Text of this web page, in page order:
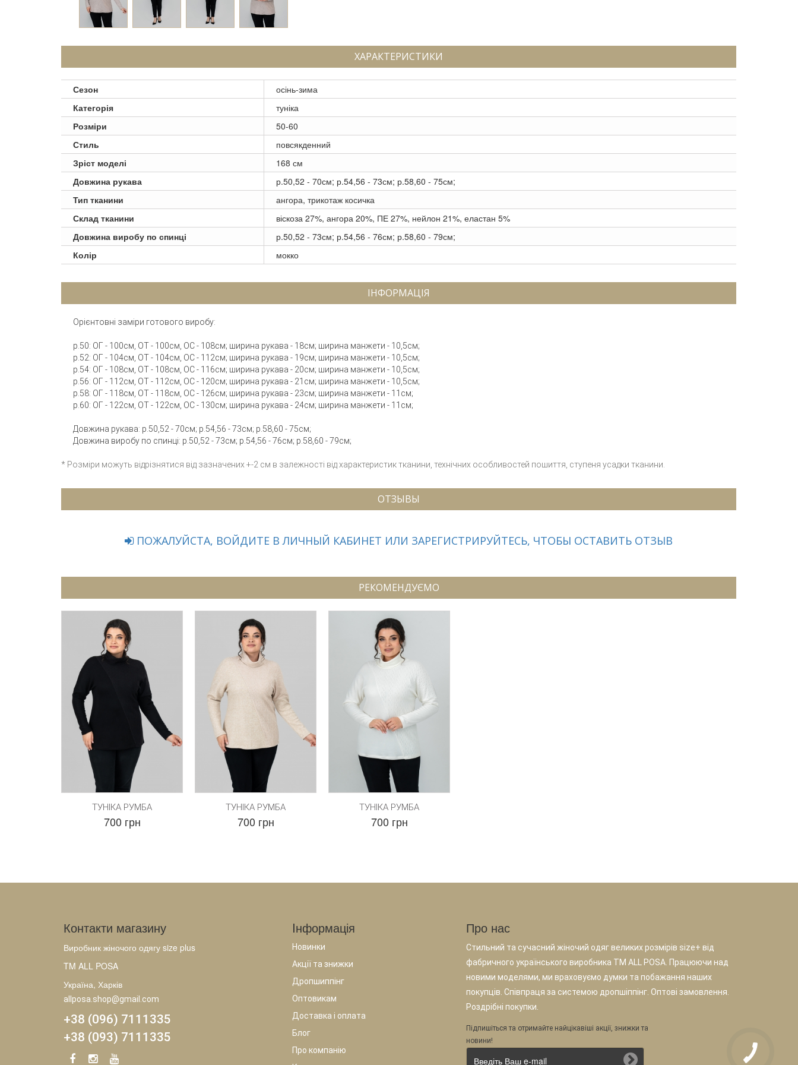
ХАРАКТЕРИСТИКИ
Сезон
осінь-зима
Категорія
туніка
Розміри
50-60
Стиль
повсякденний
Зріст моделі
168 см
Довжина рукава
р.50,52 - 70см; р.54,56 - 73см; р.58,60 - 75см;
Тип тканини
ангора, трикотаж косичка
Склад тканини
віскоза 27%, ангора 20%, ПЕ 27%, нейлон 21%, еластан 5%
Довжина виробу по спинці
р.50,52 - 73см; р.54,56 - 76см; р.58,60 - 79см;
Колір
мокко
ІНФОРМАЦІЯ
Орієнтовні заміри готового виробу:
р.50: ОГ - 100см, ОТ - 100см, ОС - 108см; ширина рукава - 18см; ширина манжети - 10,5см;
р.52: ОГ - 104см, ОТ - 104см, ОС - 112см; ширина рукава - 19см; ширина манжети - 10,5см;
р.54: ОГ - 108см, ОТ - 108см, ОС - 116см; ширина рукава - 20см; ширина манжети - 10,5см;
р.56: ОГ - 112см, ОТ - 112см, ОС - 120см; ширина рукава - 21см; ширина манжети - 10,5см;
р.58: ОГ - 118см, ОТ - 118см, ОС - 126см; ширина рукава - 23см; ширина манжети - 11см;
р.60: ОГ - 122см, ОТ - 122см, ОС - 130см; ширина рукава - 24см; ширина манжети - 11см;
Довжина рукава: р.50,52 - 70см; р.54,56 - 73см; р.58,60 - 75см;
Довжина виробу по спинці: р.50,52 - 73см; р.54,56 - 76см; р.58,60 - 79см;
* Розміри можуть відрізнятися від зазначених +-2 см в залежності від характеристик тканини, технічних особливостей пошиття, ступеня усадки тканини.
ОТЗЫВЫ
ПОЖАЛУЙСТА, ВОЙДИТЕ В ЛИЧНЫЙ КАБИНЕТ ИЛИ ЗАРЕГИСТРИРУЙТЕСЬ, ЧТОБЫ ОСТАВИТЬ ОТЗЫВ
РЕКОМЕНДУЄМО
ТУНІКА РУМБА
700 грн
ТУНІКА РУМБА
700 грн
ТУНІКА РУМБА
700 грн
Контакти магазину
Виробник жіночого одягу size plus
TM ALL POSA
Україна, Харків
allposa.shop@gmail.com
+38 (096) 7111335
+38 (093) 7111335
Iнформація
Новинки
Акції та знижки
Дропшиппінг
Оптовикам
Доставка і оплата
Блог
Про компанію
Про нас
Стильний та сучасний жіночий одяг великих розмірів size+ від
фабричного українського виробника TM ALL POSA. Працюючи над
новими моделями, ми враховуємо думки та побажання наших
покупців. Співпраця за системою дропшіппінг. Оптові замовлення.
Роздрібні покупки.
Підпишіться та отримайте найцікавіші акції, знижки та
новини!